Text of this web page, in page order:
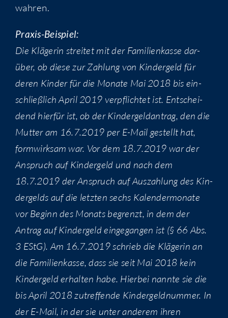
wahren.
Pra­xis-Bei­spiel:
Die Klä­ge­rin strei­tet mit der Fami­li­en­kas­se dar­
über, ob die­se zur Zah­lung von Kin­der­geld für
deren Kin­der für die Mona­te Mai 2018 bis ein­
schließ­lich April 2019 ver­pflich­tet ist. Ent­schei­
dend hier­für ist, ob der Kin­der­geld­an­trag, den die
Mut­ter am 16.7.2019 per E-Mail gestellt hat,
form­wirk­sam war. Vor dem 18.7.2019 war der
Anspruch auf Kin­der­geld und nach dem
18.7.2019 der Anspruch auf Aus­zah­lung des Kin­
der­gelds auf die letz­ten sechs Kalen­der­mo­na­te
vor Beginn des Monats begrenzt, in dem der
Antrag auf Kin­der­geld ein­ge­gan­gen ist (§ 66 Abs.
3 EStG). Am 16.7.2019 schrieb die Klä­ge­rin an
die Fami­li­en­kas­se, dass sie seit Mai 2018 kein
Kin­der­geld erhal­ten habe. Hier­bei nann­te sie die
bis April 2018 zutref­fen­de Kin­der­geld­num­mer. In
der E-Mail, in der sie unter ande­rem ihren